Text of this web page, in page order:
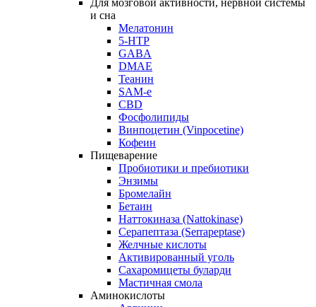
и сна
Мелатонин
5-HTP
GABA
DMAE
Теанин
SAM-e
CBD
Фосфолипиды
Винпоцетин (Vinpocetine)
Кофеин
Пищеварение
Пробиотики и пребиотики
Энзимы
Бромелайн
Бетаин
Наттокиназа (Nattokinase)
Серапептаза (Serrapeptase)
Желчные кислоты
Активированный уголь
Сахаромицеты буларди
Мастичная смола
Аминокислоты